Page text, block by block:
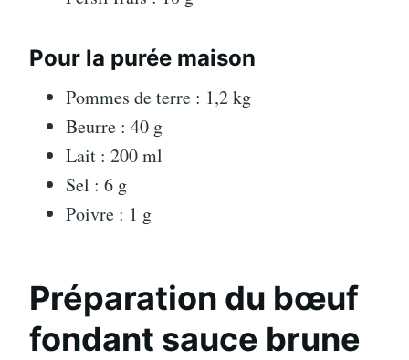
Pour la purée maison
Pommes de terre : 1,2 kg
Beurre : 40 g
Lait : 200 ml
Sel : 6 g
Poivre : 1 g
Préparation du bœuf
fondant sauce brune